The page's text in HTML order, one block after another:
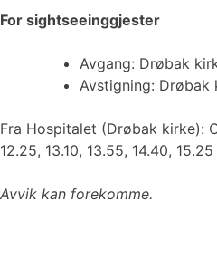
For sightseeinggjester
Avgang: Drøbak
Avstigning: Drøbak
Fra Hospitalet (Drøbak kirke):
12.25, 13.10, 13.55, 14.40, 15.25
Avvik kan forekomme.